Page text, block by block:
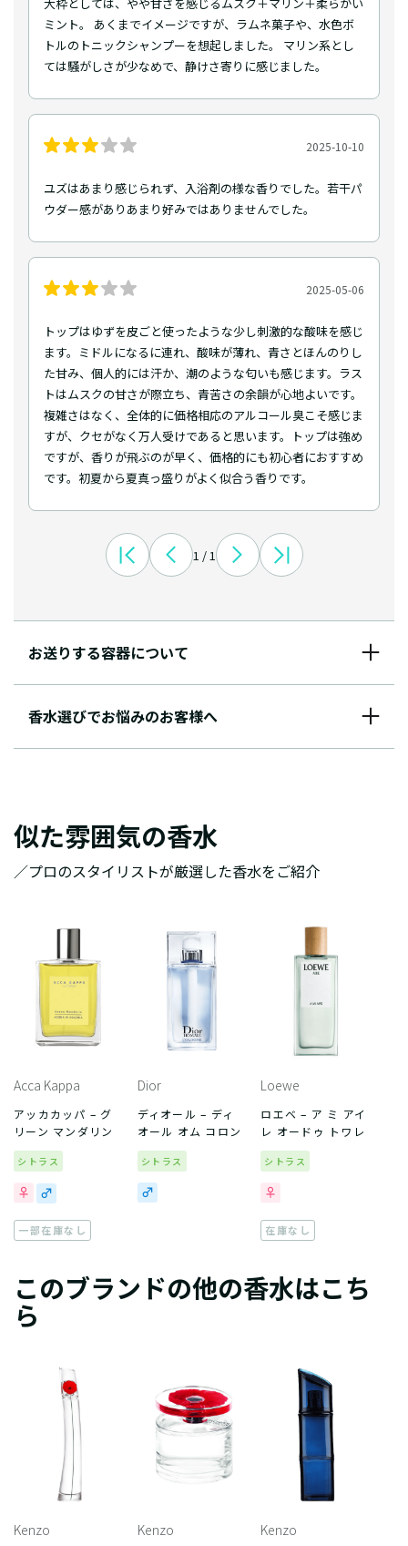
大枠としては、やや甘さを感じるムスク＋マリン＋柔らかい
ミント。 あくまでイメージですが、ラムネ菓子や、水色ボ
トルのトニックシャンプーを想起しました。 マリン系とし
ては騒がしさが少なめで、静けさ寄りに感じました。
2025-10-10
ユズはあまり感じられず、入浴剤の様な香りでした。若干パ
ウダー感がありあまり好みではありませんでした。
2025-05-06
トップはゆずを皮ごと使ったような少し刺激的な酸味を感じ
ます。ミドルになるに連れ、酸味が薄れ、青さとほんのりし
た甘み、個人的には汗か、潮のような匂いも感じます。ラス
トはムスクの甘さが際立ち、青苦さの余韻が心地よいです。
複雑さはなく、全体的に価格相応のアルコール臭こそ感じま
すが、クセがなく万人受けであると思います。トップは強め
ですが、香りが飛ぶのが早く、価格的にも初心者におすすめ
です。初夏から夏真っ盛りがよく似合う香りです。
1 / 1
お送りする容器について
香水選びでお悩みのお客様へ
似た雰囲気の香水
／プロのスタイリストが厳選した香水をご紹介
Acca Kappa
アッカカッパ – グ
リーン マンダリン
シトラス
一部在庫なし
Dior
ディオール – ディ
オール オム コロン
シトラス
Loewe
ロエベ – ア ミ アイ
レ オードゥ トワレ
シトラス
在庫なし
このブランドの他の香水はこち
ら
Kenzo Kenzo Kenzo